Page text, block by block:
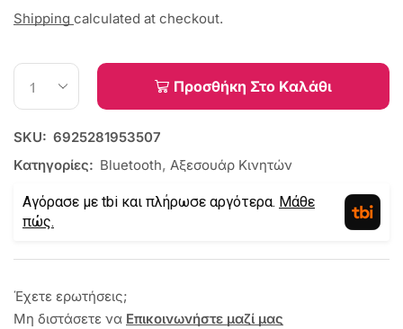
Shipping calculated at checkout.
Προσθήκη Στο Καλάθι
SKU: 6925281953507
Κατηγορίες: Bluetooth, Αξεσουάρ Κινητών
Αγόρασε με tbi και πλήρωσε αργότερα. Μάθε
πώς.
Έχετε ερωτήσεις;
Μη διστάσετε να Επικοινωνήστε μαζί μας